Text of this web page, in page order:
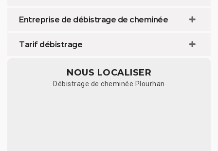
Entreprise de débistrage de cheminée
Tarif débistrage
NOUS LOCALISER
Débistrage de cheminée Plourhan